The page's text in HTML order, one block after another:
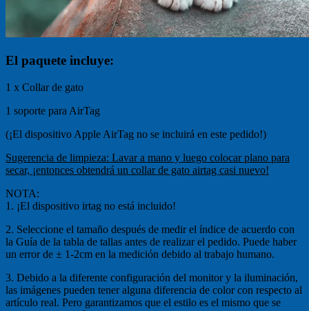
El paquete incluye:
1 x Collar de gato
1 soporte para AirTag
(¡El dispositivo Apple AirTag no se incluirá en este pedido!)
Sugerencia de limpieza: Lavar a mano y luego colocar plano para
secar, ¡entonces obtendrá un collar de gato airtag casi nuevo!
NOTA:
1. ¡El dispositivo irtag no está incluido!
2. Seleccione el tamaño después de medir el índice de acuerdo con
la Guía de la tabla de tallas antes de realizar el pedido. Puede haber
un error de ± 1-2cm en la medición debido al trabajo humano.
3. Debido a la diferente configuración del monitor y la iluminación,
las imágenes pueden tener alguna diferencia de color con respecto al
artículo real. Pero garantizamos que el estilo es el mismo que se